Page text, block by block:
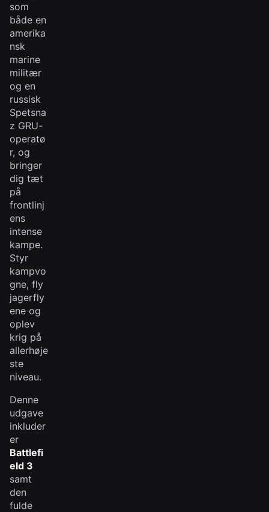
som
både en
amerika
nsk
marine
militær
og en
russisk
Spetsna
z GRU-
operatø
r, og
bringer
dig tæt
på
frontlinj
ens
intense
kampe.
Styr
kampvo
gne, fly
jagerfly
ene og
oplev
krig på
allerhøje
ste
niveau.
Denne
udgave
inkluder
er
Battlefi
eld 3
samt
den
fulde